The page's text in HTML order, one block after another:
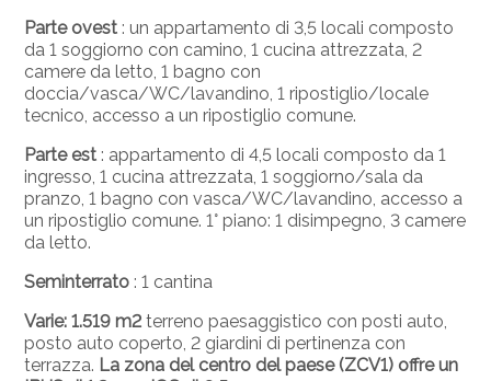
Parte ovest: un appartamento di 3,5 locali composto
da 1 soggiorno con camino, 1 cucina attrezzata, 2
camere da letto, 1 bagno con
doccia/vasca/WC/lavandino, 1 ripostiglio/locale
tecnico, accesso a un ripostiglio comune.
Parte est: appartamento di 4,5 locali composto da 1
ingresso, 1 cucina attrezzata, 1 soggiorno/sala da
pranzo, 1 bagno con vasca/WC/lavandino, accesso a
un ripostiglio comune. 1° piano: 1 disimpegno, 3 camere
da letto.
Seminterrato: 1 cantina
Varie: 1.519 m2 terreno paesaggistico con posti auto,
posto auto coperto, 2 giardini di pertinenza con
terrazza. La zona del centro del paese (ZCV1) offre un